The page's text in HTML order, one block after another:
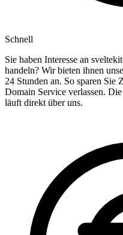
Schnell
Sie haben Interesse an
handeln? Wir bieten ihnen
24 Stunden an. So sparen Sie
Domain Service verlassen.
läuft direkt über uns.